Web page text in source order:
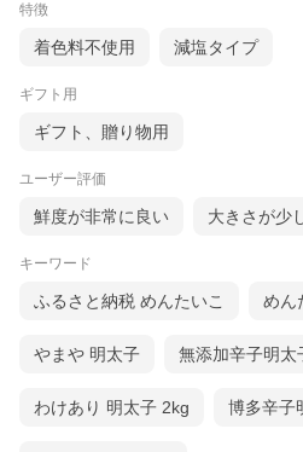
特徴
着色料不使用 減塩タイプ
ギフト用
ギフト、贈り物用
ユーザー評価
鮮度が非常に良い 大きさが少
キーワード
ふるさと納税 めんたいこ めん
やまや 明太子 無添加辛子明太
わけあり 明太子 2kg 博多辛子